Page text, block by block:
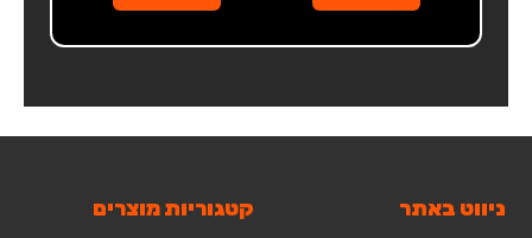
ניווט באתר קטגוריות מוצרים